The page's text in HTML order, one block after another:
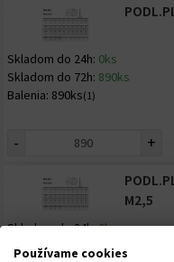
Skladom do 24h: 0ks
Skladom do 72h: 890ks
Balenia: 890ks(1)
- +
M2,5
Skladom do 24h:0ks
Skladom do 72h:
5000ks
Používame cookies